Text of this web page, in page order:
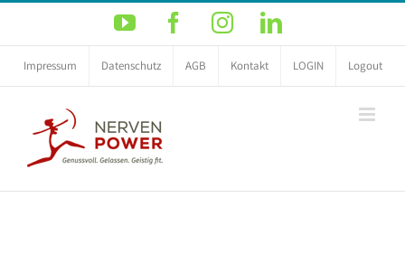
Zum
springen
YouTubeFacebookInstagramLinkedIn
Impressum Datenschutz AGB Kontakt LOGIN Logout